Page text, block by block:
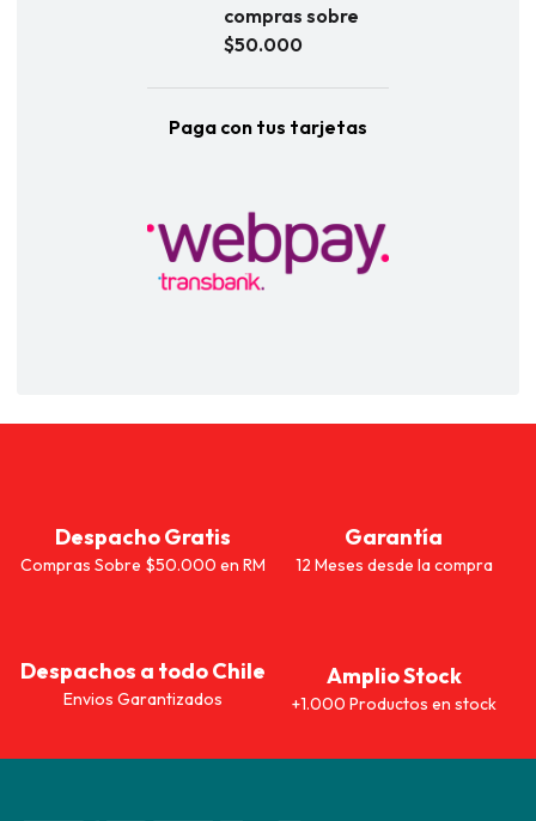
compras sobre
$50.000
Paga con tus tarjetas
Despacho Gratis
Compras Sobre $50.000 en RM
Garantía
12 Meses desde la compra
Despachos a todo Chile
Envios Garantizados
Amplio Stock
+1.000 Productos en stock